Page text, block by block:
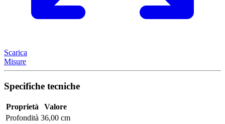
Scarica
Misure
Specifiche tecniche
Proprietà
Valore
Profondità 36,00 cm